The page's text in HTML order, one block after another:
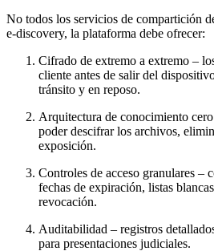
No todos los servicios de compartición
e‑discovery, la plataforma debe ofrecer:
Cifrado de extremo a extremo –
cliente antes de salir del
tránsito y en reposo.
Arquitectura de conocimiento cero
poder descifrar los archivos,
exposición.
Controles de acceso granulares –
fechas de expiración, listas
revocación.
Auditabilidad – registros
para presentaciones judiciales.